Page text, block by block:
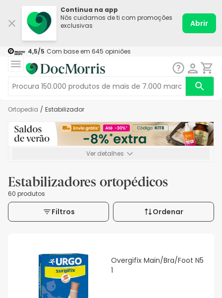
Continua na app
Nós cuidamos de ti com promoções
exclusivas
Abrir
4,5/5 Com base em 645 opiniões
Ortopedia / Estabilizador
Ver detalhes
Estabilizadores ortopédicos
60 produtos
Filtros Ordenar
Overgifix Main/Bra/Foot N5
1